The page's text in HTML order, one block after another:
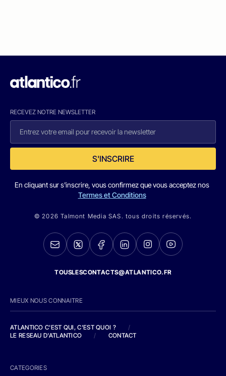
RECEVEZ NOTRE NEWSLETTER
S'INSCRIRE
En cliquant sur s'inscrire, vous confirmez que vous acceptez nos
Termes et Conditions
© 2026 Talmont Media SAS. tous droits réservés.
TOUSLESCONTACTS@ATLANTICO.FR
MIEUX NOUS CONNAITRE
ATLANTICO C'EST QUI, C'EST QUOI ?
/
LE RESEAU D'ATLANTICO
/ CONTACT
CATEGORIES